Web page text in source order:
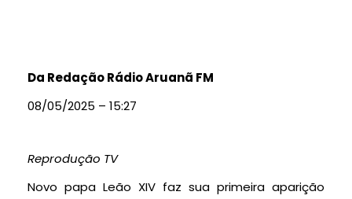
Da Redação Rádio Aruanã FM
08/05/2025 – 15:27
Reprodução TV
Novo papa Leão XIV faz sua primeira aparição